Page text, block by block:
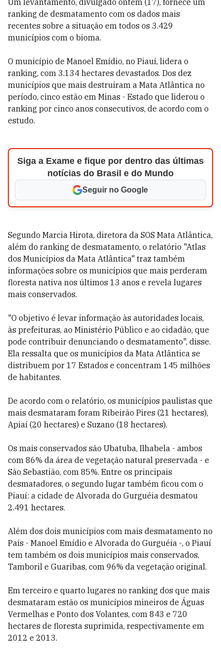
Um levantamento, divulgado ontem (17), fornece um
ranking de desmatamento com os dados mais
recentes sobre a situação em todos os 3.429
municípios com o bioma.
O município de Manoel Emídio, no Piauí, lidera o
ranking, com 3.134 hectares devastados. Dos dez
municípios que mais destruíram a Mata Atlântica no
período, cinco estão em Minas - Estado que liderou o
ranking por cinco anos consecutivos, de acordo com o
estudo.
Siga a Exame e fique por dentro das últimas
notícias do Brasil e do Mundo
Seguir no Google
Segundo Marcia Hirota, diretora da SOS Mata Atlântica,
além do ranking de desmatamento, o relatório "Atlas
dos Municípios da Mata Atlântica" traz também
informações sobre os municípios que mais perderam
floresta nativa nos últimos 13 anos e revela lugares
mais conservados.
"O objetivo é levar informação às autoridades locais,
às prefeituras, ao Ministério Público e ao cidadão, que
pode contribuir denunciando o desmatamento", disse.
Ela ressalta que os municípios da Mata Atlântica se
distribuem por 17 Estados e concentram 145 milhões
de habitantes.
De acordo com o relatório, os municípios paulistas que
mais desmataram foram Ribeirão Pires (21 hectares),
Apiaí (20 hectares) e Suzano (18 hectares).
Os mais conservados são Ubatuba, Ilhabela - ambos
com 86% da área de vegetação natural preservada - e
São Sebastião, com 85%. Entre os principais
desmatadores, o segundo lugar também ficou com o
Piauí: a cidade de Alvorada do Gurguéia desmatou
2.491 hectares.
Além dos dois municípios com mais desmatamento no
País - Manoel Emídio e Alvorada do Gurguéia -, o Piauí
tem também os dois municípios mais conservados,
Tamboril e Guaribas, com 96% da vegetação original.
Em terceiro e quarto lugares no ranking dos que mais
desmataram estão os municípios mineiros de Águas
Vermelhas e Ponto dos Volantes, com 843 e 720
hectares de floresta suprimida, respectivamente em
2012 e 2013.